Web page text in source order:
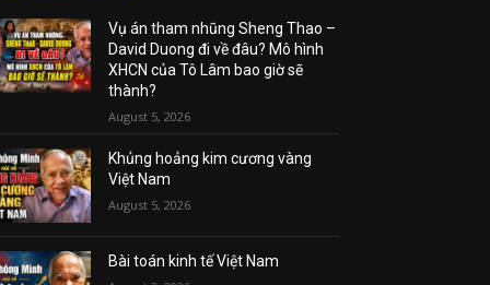
Vụ án tham nhũng Sheng Thao –
David Duong đi về đâu? Mô hình
XHCN của Tô Lâm bao giờ sẽ
thành?
August 5, 2026
Khủng hoảng kim cương vàng
Việt Nam
August 5, 2026
Bài toán kinh tế Việt Nam